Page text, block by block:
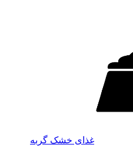
غذای خشک گربه